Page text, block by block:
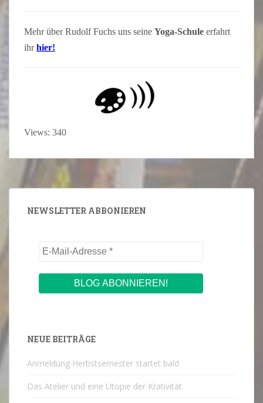
Mehr über Rudolf Fuchs uns seine Yoga-Schule erfahrt
ihr hier!
Views: 340
NEWSLETTER ABBONIEREN
NEUE BEITRÄGE
Anmeldung Herbstsemester startet bald
Das Atelier und eine Utopie der Krativität